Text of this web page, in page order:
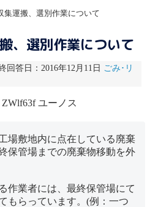
集運搬、選別作業について
、選別作業について
答日：2016年12月11日 ごみ･リ
ZWlf63fユーノス
場敷地内に点在している廃棄
保管場までの廃棄物移動を外
作業者には、最終保管場にて
もらっています。(例：一つ